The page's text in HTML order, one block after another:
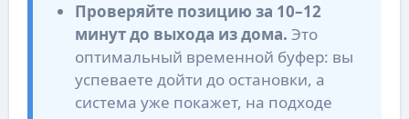
Проверяйте позицию за 10–12
минут до выхода из дома. Это
оптимальный временной буфер: вы
успеваете дойти до остановки, а
система уже покажет, на подходе